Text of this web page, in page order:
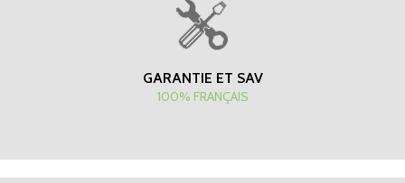
GARANTIE ET SAV
100% FRANÇAIS